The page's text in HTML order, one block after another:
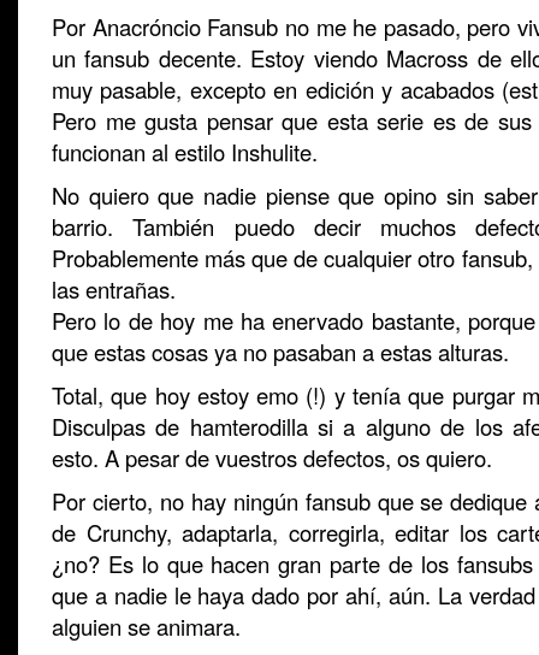
Por Anacróncio Fansub no me he pasado, pero
un fansub decente. Estoy viendo Macross de
muy pasable, excepto en edición y acabados
Pero me gusta pensar que esta serie es de
funcionan al estilo Inshulite.
No quiero que nadie piense que opino sin
barrio. También puedo decir muchos
Probablemente más que de cualquier otro
las entrañas.
Pero lo de hoy me ha enervado bastante,
que estas cosas ya no pasaban a estas alturas.
Total, que hoy estoy emo (!) y tenía que purgar
Disculpas de hamterodilla si a alguno de los
esto. A pesar de vuestros defectos, os quiero.
Por cierto, no hay ningún fansub que se dedique
de Crunchy, adaptarla, corregirla, editar los
¿no? Es lo que hacen gran parte de los
que a nadie le haya dado por ahí, aún. La
alguien se animara.